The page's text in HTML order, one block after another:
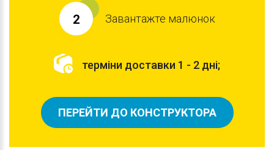
2 Завантажте малюнок
терміни доставки 1 - 2 дні;
ПЕРЕЙТИ ДО КОНСТРУКТОРА